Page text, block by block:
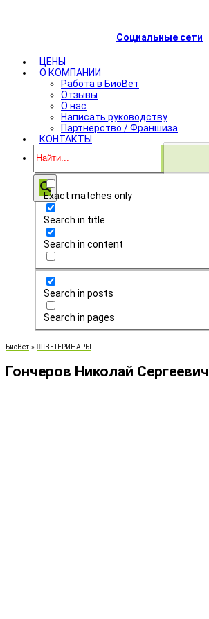
Социальные сети
ЦЕНЫ
О КОМПАНИИ
Работа в БиоВет
Отзывы
О нас
Написать руководству
Партнёрство / Франшиза
КОНТАКТЫ
Exact matches only
Search in title
Search in content
Search in posts
Search in pages
БиоВет » 👨‍⚕️ВЕТЕРИНАРЫ
Гончеров Николай Сергеевич